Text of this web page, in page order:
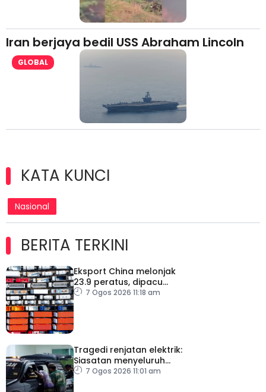
Iran berjaya bedil USS Abraham Lincoln
GLOBAL
KATA KUNCI
Nasional
BERITA TERKINI
Eksport China melonjak
23.9 peratus, dipacu
permintaan teknologi AI
7 Ogos 2026 11:18 am
Tragedi renjatan elektrik:
Siasatan menyeluruh
dijalankan
7 Ogos 2026 11:01 am